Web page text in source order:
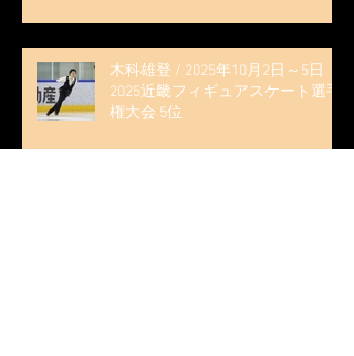
見に来て」』
木科雄登 / 2025年10月2日～5日
2025近畿フィギュアスケート選手
権大会 5位